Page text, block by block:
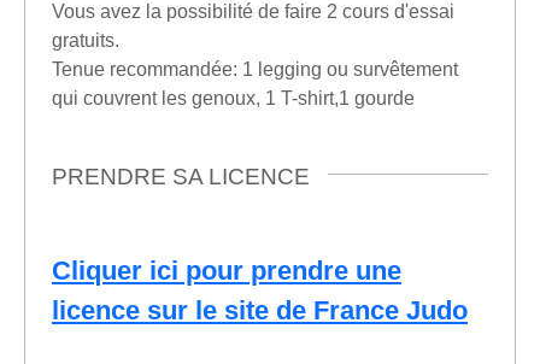
Vous avez la possibilité de faire 2 cours d'essai
gratuits.
Tenue recommandée: 1 legging ou survêtement
qui couvrent les genoux, 1 T-shirt,1 gourde
PRENDRE SA LICENCE
Cliquer ici pour prendre une
licence sur le site de France Judo